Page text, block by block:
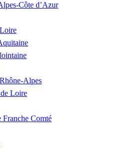
Côte d’Azur
Alpes
Loire
Franche Comté